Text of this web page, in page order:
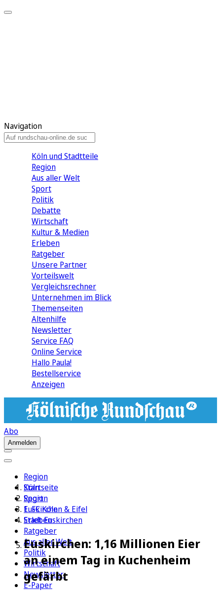
Navigation
Köln und Stadtteile
Region
Aus aller Welt
Sport
Politik
Debatte
Wirtschaft
Kultur & Medien
Erleben
Ratgeber
Unsere Partner
Vorteilswelt
Vergleichsrechner
Unternehmen im Blick
Themenseiten
Altenhilfe
Newsletter
Service FAQ
Online Service
Hallo Paula!
Bestellservice
Anzeigen
Abo
Anmelden
Region
Köln
Sport
1. FC Köln
Erleben
Ratgeber
Aus aller Welt
Politik
Wirtschaft
Newsletter
E-Paper
Startseite
Region
Euskirchen & Eifel
Stadt Euskirchen
Euskirchen: 1,16 Millionen Eier
an einem Tag in Kuchenheim
gefärbt